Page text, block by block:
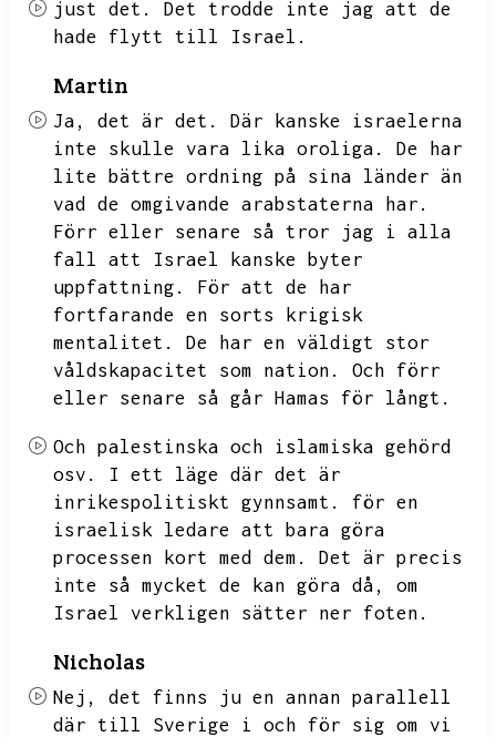
just det.
Det trodde inte jag att de
hade flytt till Israel.
Martin
Ja, det är det.
Där kanske israelerna
inte skulle vara lika oroliga.
De har
lite bättre ordning på sina länder än
vad de omgivande arabstaterna har.
Förr eller senare så tror jag i alla
fall att Israel kanske byter
uppfattning.
För att de har
fortfarande en sorts krigisk
mentalitet.
De har en väldigt stor
våldskapacitet som nation.
Och förr
eller senare så går Hamas för långt.
Och palestinska och islamiska gehörd
osv.
I ett läge där det är
inrikespolitiskt gynnsamt.
för en
israelisk ledare att bara göra
processen kort med dem.
Det är precis
inte så mycket de kan göra då,
om
Israel verkligen sätter ner foten.
Nicholas
Nej,
det finns ju en annan parallell
där till Sverige i och för sig om vi